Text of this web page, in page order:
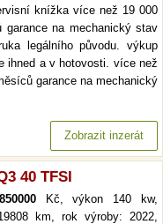
knížka více než 19 000
na mechanický stav
legálního původu. výkup
ihned a v hotovosti. více než
garance na mechanický
Zobrazit inzerát
40 TFSI
850000Kč, výkon 140 kw,
km, rok výroby: 2022,